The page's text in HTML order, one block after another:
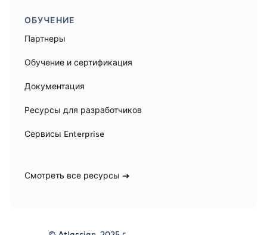
ОБУЧЕНИЕ
Партнеры
Обучение и сертификация
Документация
Ресурсы для разработчиков
Сервисы Enterprise
Смотреть все ресурсы